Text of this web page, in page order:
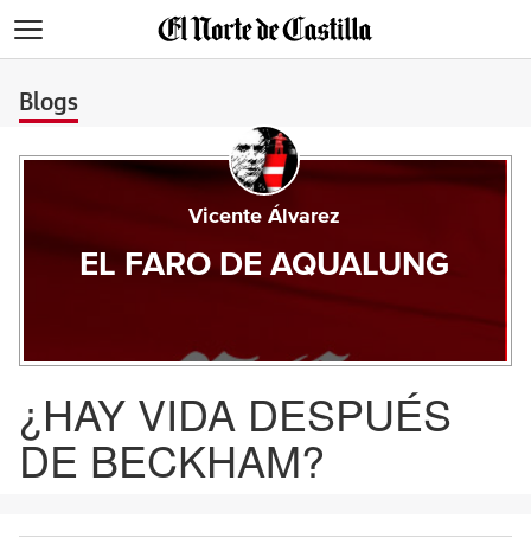
Blogs
Vicente Álvarez
EL FARO DE AQUALUNG
¿HAY VIDA DESPUÉS
DE BECKHAM?